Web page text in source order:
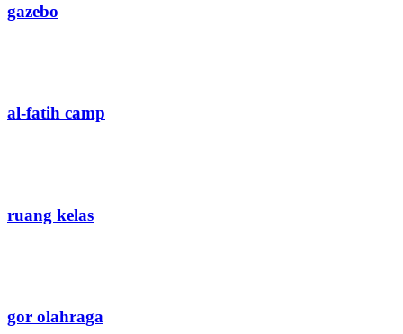
gazebo
al-fatih camp
ruang kelas
gor olahraga